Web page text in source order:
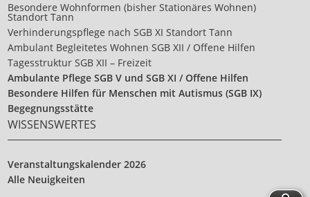
Besondere Wohnformen (bisher Stationäres Wohnen)
Standort Tann
Verhinderungspflege nach SGB XI Standort Tann
Ambulant Begleitetes Wohnen SGB XII / Offene Hilfen
Tagesstruktur SGB XII – Freizeit
Ambulante Pflege SGB V und SGB XI / Offene Hilfen
Besondere Hilfen für Menschen mit Autismus (SGB IX)
Begegnungsstätte
WISSENSWERTES
Veranstaltungskalender 2026
Alle Neuigkeiten